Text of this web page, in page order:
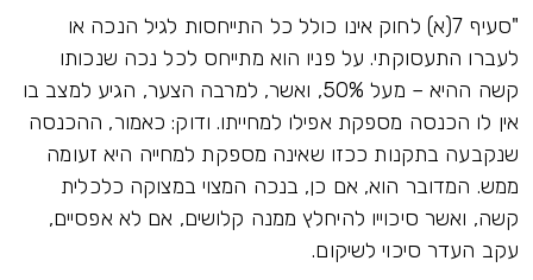
"סעיף 7(א) לחוק אינו כולל כל התייחסות לגיל הנכה או
לעברו התעסוקתי. על פניו הוא מתייחס לכל נכה שנכותו
קשה ההיא – מעל 50%, ואשר, למרבה הצער, הגיע למצב בו
אין לו הכנסה מספקת אפילו למחייתו. ודוק: כאמור, ההכנסה
שנקבעה בתקנות ככזו שאינה מספקת למחייה היא זעומה
ממש. המדובר הוא, אם כן, בנכה המצוי במצוקה כלכלית
קשה, ואשר סיכוייו להיחלץ ממנה קלושים, אם לא אפסיים,
עקב העדר סיכוי לשיקום.